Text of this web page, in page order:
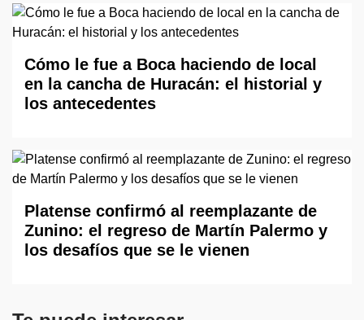
Cómo le fue a Boca haciendo de local
en la cancha de Huracán: el historial y
los antecedentes
Platense confirmó al reemplazante de
Zunino: el regreso de Martín Palermo y
los desafíos que se le vienen